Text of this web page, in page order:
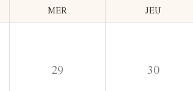
MER JEU
29 30